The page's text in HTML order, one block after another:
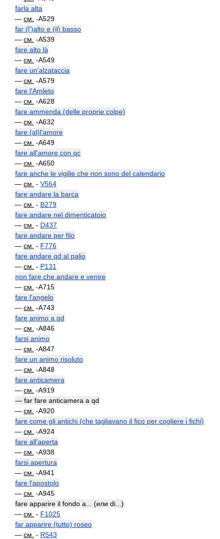
farla alta
— см. -A529
far (l')alto e (il) basso
— см. -A539
fare alto là
— см. -A549
fare un'alzataccia
— см. -A579
fare l'Amleto
— см. -A628
fare ammenda (delle proprie colpe)
— см. -A632
fare (al)l'amore
— см. -A649
fare all'amore con qc
— см. -A650
fare anche le vigilie che non sono del calendario
— см. - V564
fare andare la barca
— см. - B279
fare andare nel dimenticatoio
— см. - D437
fare andare per filo
— см. - F776
fare andare qd al palio
— см. - P131
non fare che andare e venire
— см. -A715
fare l'angelo
— см. -A743
fare animo a qd
— см. -A846
farsi animo
— см. -A847
fare un animo risoluto
— см. -A848
fare anticamera
— см. -A919
— far fare anticamera a qd
— см. -A920
fare come gli antichi (che tagliavano il fico per cogliere i fichi)
— см. -A924
fare all'aperta
— см. -A938
farsi apertura
— см. -A941
fare l'apostolo
— см. -A945
fare apparire il fondo a... (или di...)
— см. - F1025
far apparire (tutto) roseo
— см. - R543